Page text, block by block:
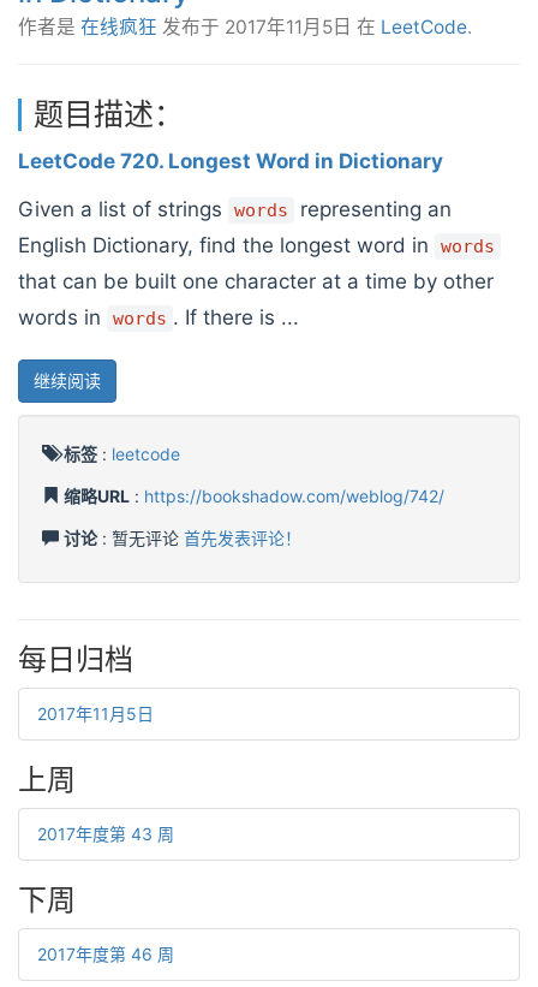
作者是 在线疯狂 发布于 2017年11月5日 在 LeetCode.
题目描述：
LeetCode 720. Longest Word in Dictionary
Given a list of strings
words
representing an
English Dictionary, find the longest word in
words
that can be built one character at a time by other
words in
words . If there is ...
继续阅读
标签 : leetcode
缩略URL : https://bookshadow.com/weblog/742/
讨论: 暂无评论 首先发表评论！
每日归档
2017年11月5日
上周
2017年度第 43 周
下周
2017年度第 46 周